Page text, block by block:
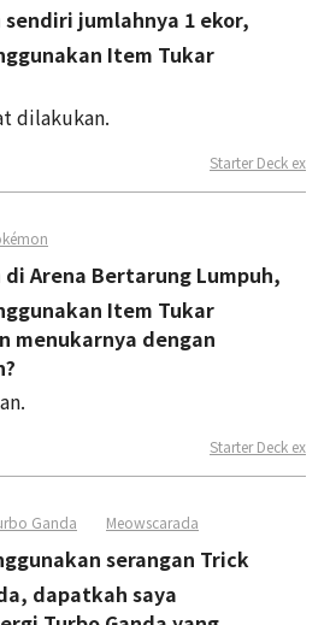
sendiri jumlahnya 1 ekor,
Item Tukar
dilakukan.
Starter Deck ex
di Arena Bertarung Lumpuh,
Item Tukar
menukarnya dengan
Starter Deck ex
Ganda Meowscarada
serangan Trick
dapatkah saya